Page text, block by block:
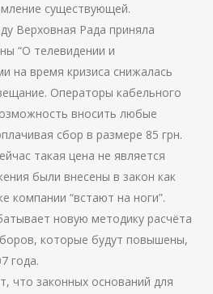
существующей.
Верховная Рада приняла
“О телевидении и
на время кризиса снижалась
Операторы кабельного
вносить любые
сбор в размере 85 грн.
такая цена не является
были внесены в закон как
компании “встают на ноги”.
новую методику расчёта
которые будут повышены,
года.
что законных оснований для